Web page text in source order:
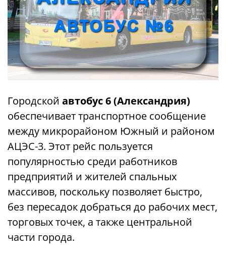
Городской автобус 6 (Александрия)
обеспечивает транспортное сообщение
между микрорайоном Южный и районом
АЦЭС-3. Этот рейс пользуется
популярностью среди работников
предприятий и жителей спальных
массивов, поскольку позволяет быстро,
без пересадок добраться до рабочих мест,
торговых точек, а также центральной
части города.